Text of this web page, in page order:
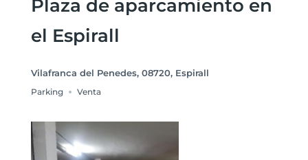
Plaza de aparcamiento en
el Espirall
Vilafranca del Penedes, 08720, Espirall
Parking Venta